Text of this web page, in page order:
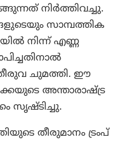
നിർത്തിവച്ചു.
സാമ്പത്തിക
നിന്ന് എണ്ണ
ചുമത്തി. ഈ
അന്താരാഷ്ട്ര
സൃഷ്ടിച്ചു.
തീരുമാനം ട്രം‌പ്